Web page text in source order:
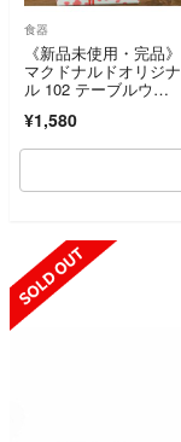
食器
《新品未使用・完品》
マクドナルドオリジナ
ル 102 テーブルウェ
ィーポット 非売品
¥1,580